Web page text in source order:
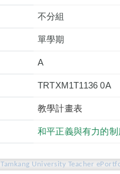
不分組
單學期
A
TRTXM1T1136 0A
教學計畫表
和平正義與有力的制
Tamkang University Teacher